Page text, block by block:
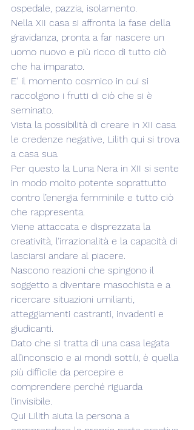
ospedale, pazzia, isolamento.
Nella XII casa si affronta la fase della
gravidanza, pronta a far nascere un
uomo nuovo e più ricco di tutto ciò
che ha imparato.
E’ il momento cosmico in cui si
raccolgono i frutti di ciò che si è
seminato.
Vista la possibilità di creare in XII casa
le credenze negative, Lilith qui si trova
a casa sua.
Per questo la Luna Nera in XII si sente
in modo molto potente soprattutto
contro l’energia femminile e tutto ciò
che rappresenta.
Viene attaccata e disprezzata la
creatività, l’irrazionalità e la capacità di
lasciarsi andare al piacere.
Nascono reazioni che spingono il
soggetto a diventare masochista e a
ricercare situazioni umilianti,
atteggiamenti castranti, invadenti e
giudicanti.
Dato che si tratta di una casa legata
all’inconscio e ai mondi sottili, è quella
più difficile da percepire e
comprendere perché riguarda
l’invisibile.
Qui Lilith aiuta la persona a